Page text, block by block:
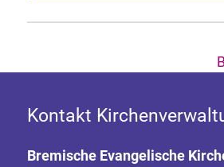
Kontakt
Bremische Evangelische